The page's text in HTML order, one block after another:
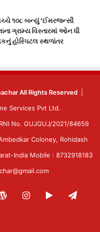
૧૦૮ બન્યું ‘ઈમરજન્સી
ગ્રામ્ય વિસ્તારમાં ઓન ધી
હોસ્પિટલ સ્થળાંતર
All Rights Reserved
Services Pvt Ltd.
No. GUJGUJ/2021/84659
Coloney, Rohidash
India Mobile : 8732918183
WordPressInstagram
Google